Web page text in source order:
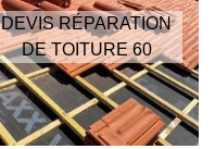
DEVIS RÉPARATION
DE TOITURE 60